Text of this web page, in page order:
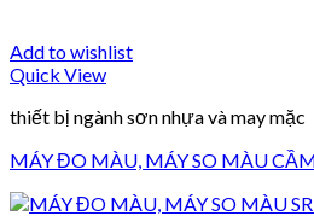
Add to wishlist
Quick View
thiết bị ngành sơn nhựa và may mặc
MÁY ĐO MÀU, MÁY SO MÀU